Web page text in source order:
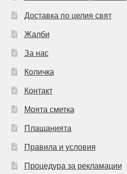
Доставка по целия свят
Жалби
За нас
Количка
Контакт
Моята сметка
Плащанията
Правила и условия
Процедура за рекламации